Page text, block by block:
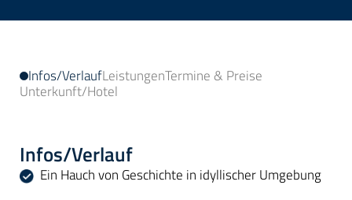
Infos/VerlaufLeistungenTermine & Preise
Unterkunft/Hotel
Infos/Verlauf
Ein Hauch von Geschichte in idyllischer Umgebung